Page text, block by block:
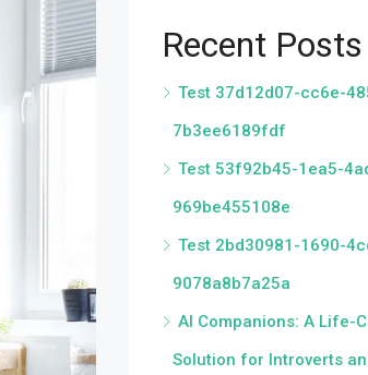
Recent Posts
Test 37d12d07-cc6e-
7b3ee6189fdf
Test 53f92b45-1ea5-
969be455108e
Test 2bd30981-1690-
9078a8b7a25a
AI Companions: A Life-
Solution for Introverts